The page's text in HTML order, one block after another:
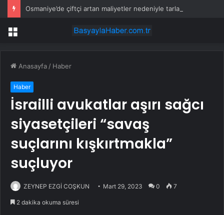
Menü
Anasayfa / Haber
Haber
İsrailli avukatlar aşırı sağcı
siyasetçileri “savaş
suçlarını kışkırtmakla”
suçluyor
ZEYNEP EZGİ COŞKUN Mart 29, 2023 0 7
2 dakika okuma süresi